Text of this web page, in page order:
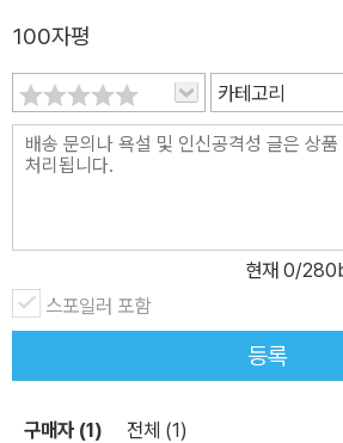
100자평
카테고리
현재 0/
스포일러 포함
등록
구매자 (1) 전체 (1)